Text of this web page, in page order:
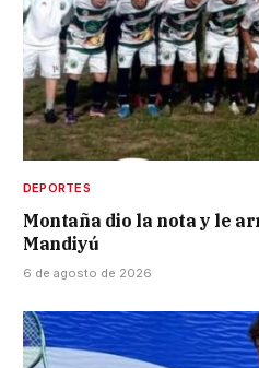
DEPORTES
Montaña dio la nota y le
Mandiyú
6 de agosto de 2026